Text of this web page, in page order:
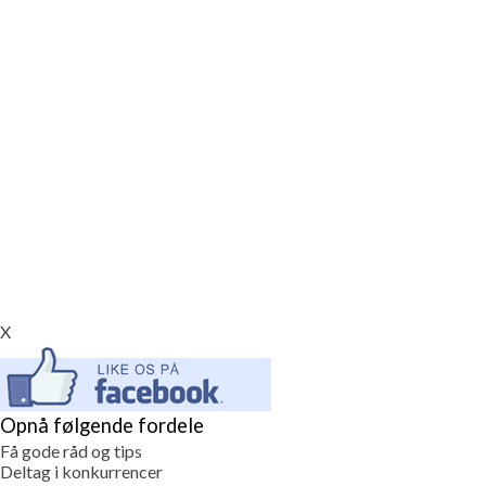
X
Opnå følgende fordele
Få gode råd og tips
Deltag i konkurrencer